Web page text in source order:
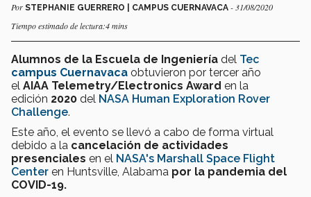
Por STEPHANIE GUERRERO | CAMPUS CUERNAVACA - 31/08/2020
Tiempo estimado de lectura:4 mins
Alumnos de la Escuela de Ingeniería del Tec
campus Cuernavaca obtuvieron por tercer año
el AIAA Telemetry/Electronics Award en la
edición 2020 del NASA Human Exploration Rover
Challenge.
Este año, el evento se llevó a cabo de forma virtual
debido a la cancelación de actividades
presenciales en el NASA's Marshall Space Flight
Center en Huntsville, Alabama por la pandemia del
COVID-19.